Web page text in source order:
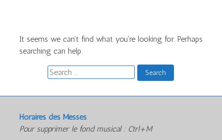
It seems we can’t find what you’re looking for. Perhaps
searching can help.
Search
for:
Horaires des Messes
Pour supprimer le fond musical : Ctrl+M